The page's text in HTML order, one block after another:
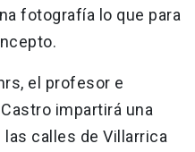
fotografía lo que para
el profesor e
impartirá una
calles de Villarrica